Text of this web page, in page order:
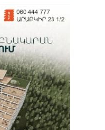
360
ին, 12-ին, 13-
ին և 20-ին
լինելու
Երևանում․